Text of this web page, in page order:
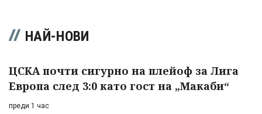
НАЙ-НОВИ
ЦСКА почти сигурно на плейоф за Лига
Европа след 3:0 като гост на „Макаби“
преди 1 час